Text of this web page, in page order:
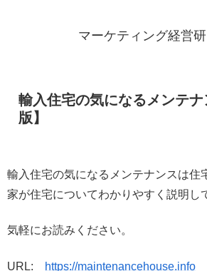
マーケティング経営
輸入住宅の気になるメンテ
版】
輸入住宅の気になるメンテナンスは住
家が住宅についてわかりやすく説明し
気軽にお読みください。
URL: https://maintenancehouse.info